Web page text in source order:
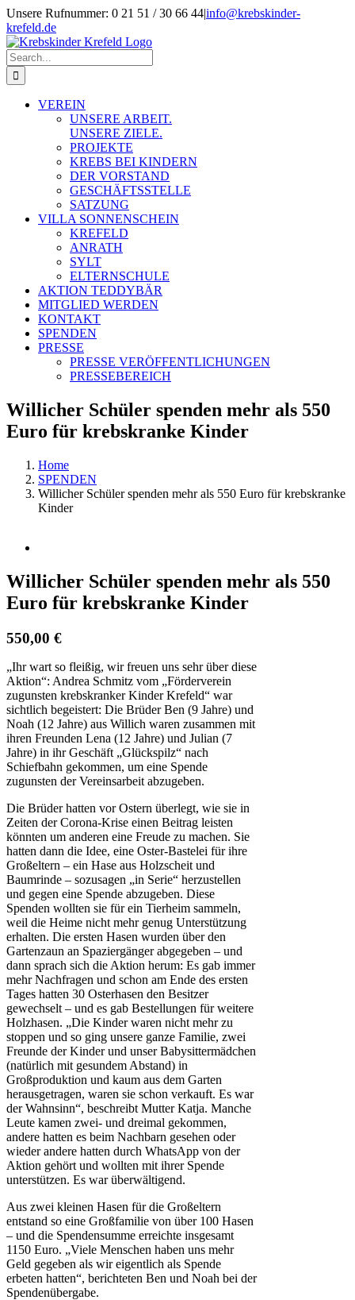
Skip
to
content
Unsere Rufnummer: 0 21 51 / 30 66 44|info@krebskinder-
krefeld.de
Facebook
Instagram
Search
for:
VEREIN
UNSERE ARBEIT.
UNSERE ZIELE.
PROJEKTE
KREBS BEI KINDERN
DER VORSTAND
GESCHÄFTSSTELLE
SATZUNG
VILLA SONNENSCHEIN
KREFELD
ANRATH
SYLT
ELTERNSCHULE
AKTION TEDDYBÄR
MITGLIED WERDEN
KONTAKT
SPENDEN
PRESSE
PRESSE VERÖFFENTLICHUNGEN
PRESSEBEREICH
Willicher Schüler spenden mehr als 550
Euro für krebskranke Kinder
Home
SPENDEN
Willicher Schüler spenden mehr als 550 Euro für krebskranke
Kinder
Image
Willicher Schüler spenden mehr als 550
Euro für krebskranke Kinder
550,00 €
„Ihr wart so fleißig, wir freuen uns sehr über diese
Aktion“: Andrea Schmitz vom „Förderverein
zugunsten krebskranker Kinder Krefeld“ war
sichtlich begeistert: Die Brüder Ben (9 Jahre) und
Noah (12 Jahre) aus Willich waren zusammen mit
ihren Freunden Lena (12 Jahre) und Julian (7
Jahre) in ihr Geschäft „Glückspilz“ nach
Schiefbahn gekommen, um eine Spende
zugunsten der Vereinsarbeit abzugeben.
Die Brüder hatten vor Ostern überlegt, wie sie in
Zeiten der Corona-Krise einen Beitrag leisten
könnten um anderen eine Freude zu machen. Sie
hatten dann die Idee, eine Oster-Bastelei für ihre
Großeltern – ein Hase aus Holzscheit und
Baumrinde – sozusagen „in Serie“ herzustellen
und gegen eine Spende abzugeben. Diese
Spenden wollten sie für ein Tierheim sammeln,
weil die Heime nicht mehr genug Unterstützung
erhalten. Die ersten Hasen wurden über den
Gartenzaun an Spaziergänger abgegeben – und
dann sprach sich die Aktion herum: Es gab immer
mehr Nachfragen und schon am Ende des ersten
Tages hatten 30 Osterhasen den Besitzer
gewechselt – und es gab Bestellungen für weitere
Holzhasen. „Die Kinder waren nicht mehr zu
stoppen und so ging unsere ganze Familie, zwei
Freunde der Kinder und unser Babysittermädchen
(natürlich mit gesundem Abstand) in
Großproduktion und kaum aus dem Garten
herausgetragen, waren sie schon verkauft. Es war
der Wahnsinn“, beschreibt Mutter Katja. Manche
Leute kamen zwei- und dreimal gekommen,
andere hatten es beim Nachbarn gesehen oder
wieder andere hatten durch WhatsApp von der
Aktion gehört und wollten mit ihrer Spende
unterstützen. Es war überwältigend.
Aus zwei kleinen Hasen für die Großeltern
entstand so eine Großfamilie von über 100 Hasen
– und die Spendensumme erreichte insgesamt
1150 Euro. „Viele Menschen haben uns mehr
Geld gegeben als wir eigentlich als Spende
erbeten hatten“, berichteten Ben und Noah bei der
Spendenübergabe.